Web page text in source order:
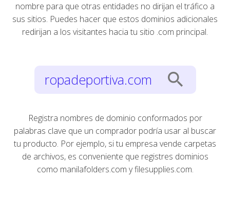
nombre para que otras entidades no dirijan el tráfico a
sus sitios. Puedes hacer que estos dominios adicionales
redirijan a los visitantes hacia tu sitio .com principal.
ropadeportiva.com search
Registra nombres de dominio conformados por
palabras clave que un comprador podría usar al buscar
tu producto. Por ejemplo, si tu empresa vende carpetas
de archivos, es conveniente que registres dominios
como manilafolders.com y filesupplies.com.